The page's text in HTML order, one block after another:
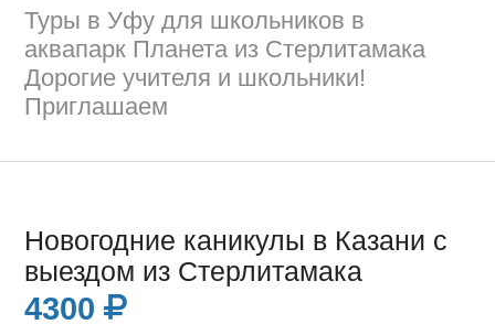
Туры в Уфу для школьников в
аквапарк Планета из Стерлитамака
Дорогие учителя и школьники!
Приглашаем
Новогодние каникулы в Казани с
выездом из Стерлитамака
4300